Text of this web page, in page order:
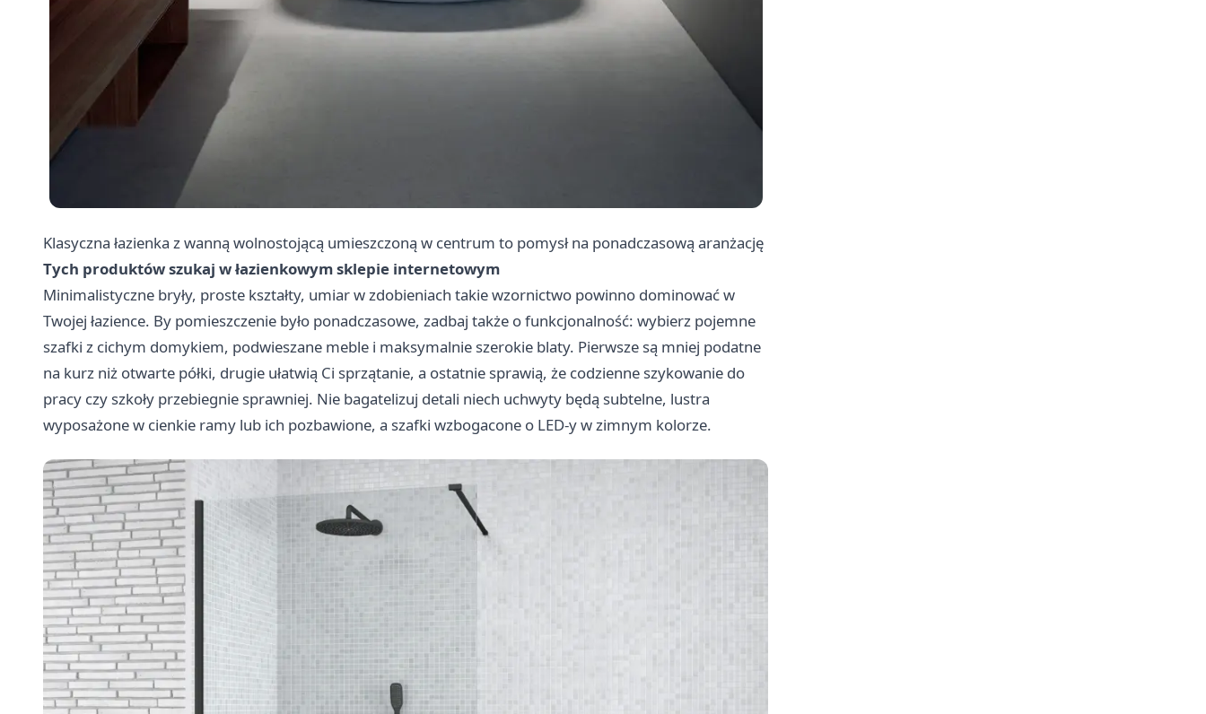
Klasyczna łazienka z wanną wolnostojącą umieszczoną w centrum to pomysł na ponadczasową aranżację
Tych produktów szukaj w łazienkowym sklepie internetowym
Minimalistyczne bryły, proste kształty, umiar w zdobieniach takie wzornictwo powinno dominować w
Twojej łazience. By pomieszczenie było ponadczasowe, zadbaj także o funkcjonalność: wybierz pojemne
szafki z cichym domykiem, podwieszane meble i maksymalnie szerokie blaty. Pierwsze są mniej podatne
na kurz niż otwarte półki, drugie ułatwią Ci sprzątanie, a ostatnie sprawią, że codzienne szykowanie do
pracy czy szkoły przebiegnie sprawniej. Nie bagatelizuj detali niech uchwyty będą subtelne, lustra
wyposażone w cienkie ramy lub ich pozbawione, a szafki wzbogacone o LED-y w zimnym kolorze.